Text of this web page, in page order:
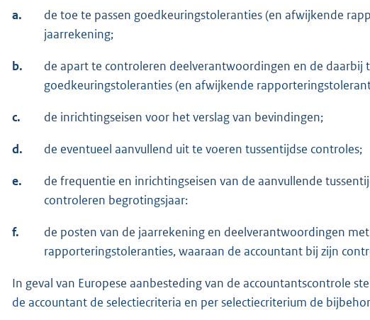
a.
de toe te passen goedkeuringstoleranties (en afwijkende
jaarrekening;
b.
de apart te controleren deelverantwoordingen en de daarbij
goedkeuringstoleranties (en afwijkende
c. de inrichtingseisen voor het verslag van bevindingen;
d. de eventueel aanvullend uit te voeren tussentijdse controles;
e.
de frequentie en inrichtingseisen van de aanvullende
controleren begrotingsjaar:
f.
de posten van de jaarrekening en deelverantwoordingen
rapporteringstoleranties, waaraan de accountant bij zijn
In geval van Europese aanbesteding van de accountantscontrole
de accountant de selectiecriteria en per selectiecriterium de